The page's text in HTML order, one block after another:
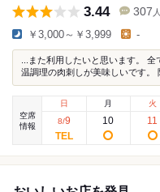
3.44 307 人
￥3,000～￥3,999 -
...また利用したいと思います。
温調理の肉刺しが美味しいです。
空席
情報
日
8/9
月
10
火
11